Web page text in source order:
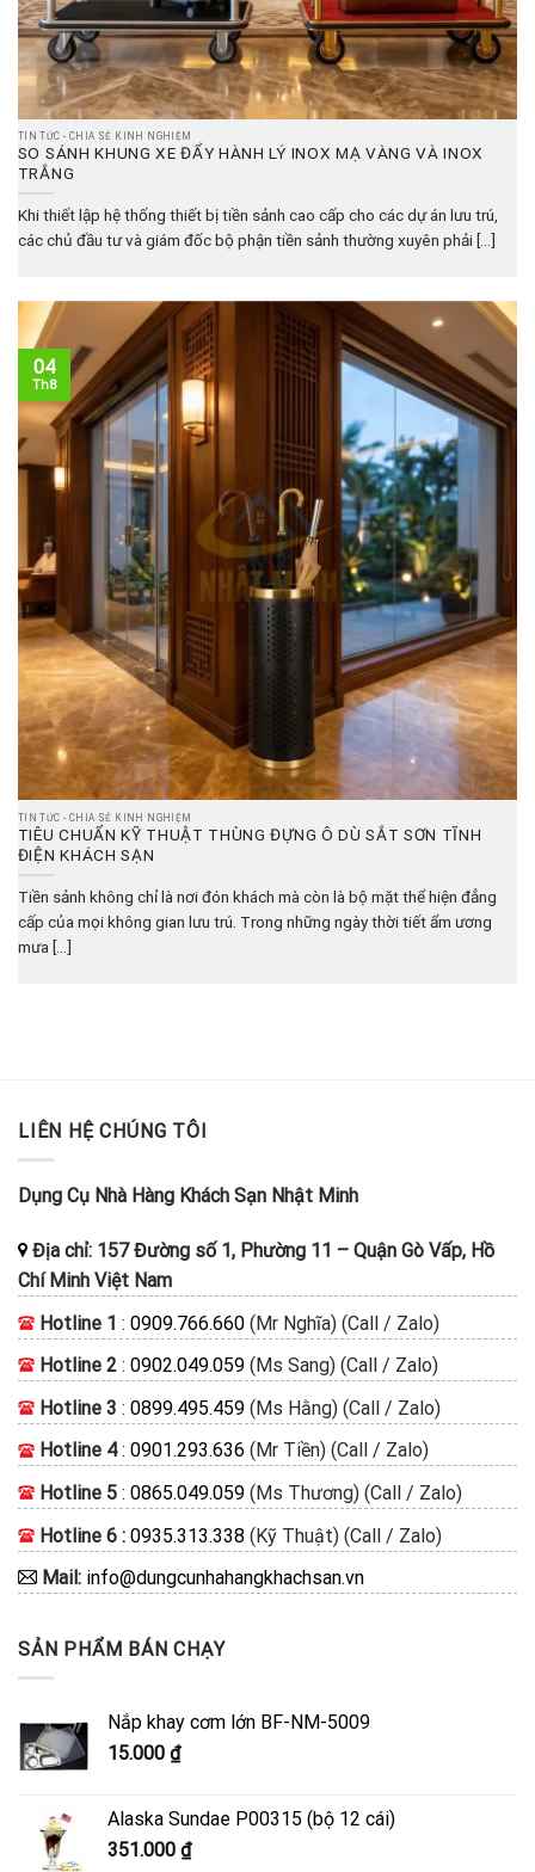
TIN TỨC - CHIA SẺ KINH NGHIỆM
SO SÁNH KHUNG XE ĐẨY HÀNH LÝ INOX MẠ VÀNG VÀ INOX
TRẮNG
Khi thiết lập hệ thống thiết bị tiền sảnh cao cấp cho các dự án lưu trú,
các chủ đầu tư và giám đốc bộ phận tiền sảnh thường xuyên phải [...]
TIN TỨC - CHIA SẺ KINH NGHIỆM
TIÊU CHUẨN KỸ THUẬT THÙNG ĐỰNG Ô DÙ SẮT SƠN TĨNH
ĐIỆN KHÁCH SẠN
Tiền sảnh không chỉ là nơi đón khách mà còn là bộ mặt thể hiện đẳng
cấp của mọi không gian lưu trú. Trong những ngày thời tiết ẩm ương
mưa [...]
04
Th8
LIÊN HỆ CHÚNG TÔI
Dụng Cụ Nhà Hàng Khách Sạn Nhật Minh
Địa chỉ: 157 Đường số 1, Phường 11 – Quận Gò Vấp, Hồ
Chí Minh Việt Nam
Hotline 1 : 0909.766.660 (Mr Nghĩa) (Call / Zalo)
Hotline 2 : 0902.049.059 (Ms Sang) (Call / Zalo)
Hotline 3 : 0899.495.459 (Ms Hằng) (Call / Zalo)
Hotline 4: 0901.293.636 (Mr Tiền) (Call / Zalo)
Hotline 5 : 0865.049.059 (Ms Thương) (Call / Zalo)
Hotline 6 : 0935.313.338 (Kỹ Thuật) (Call / Zalo)
Mail: info@dungcunhahangkhachsan.vn
SẢN PHẨM BÁN CHẠY
Nắp khay cơm lớn BF-NM-5009
15.000 ₫
Alaska Sundae P00315 (bộ 12 cái)
351.000 ₫